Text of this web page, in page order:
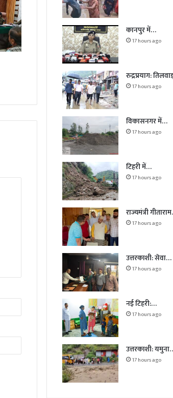
कानपुर में…
17 hours ago
रुद्रप्रयाग:
17 hours ago
विकासनगर में…
17 hours ago
टिहरी में…
17 hours ago
राज्यमंत्री
17 hours ago
उत्तरकाशी: सेवा…
17 hours ago
नई टिहरी:…
17 hours ago
उत्तरकाशी:
17 hours ago